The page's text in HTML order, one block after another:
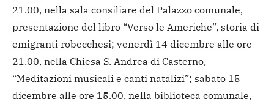
21.00, nella sala consiliare del Palazzo comunale,
presentazione del libro “Verso le Americhe”, storia di
emigranti robecchesi; venerdì 14 dicembre alle ore
21.00, nella Chiesa S. Andrea di Casterno,
“Meditazioni musicali e canti natalizi”; sabato 15
dicembre alle ore 15.00, nella biblioteca comunale,